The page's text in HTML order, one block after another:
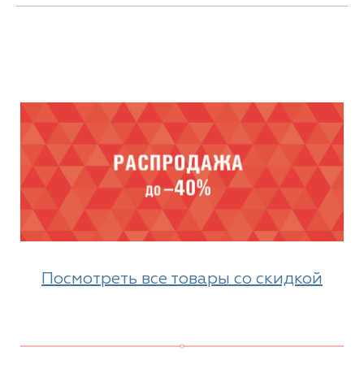
Посмотреть все товары со скидкой